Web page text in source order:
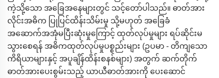
ကဲ့သို့သော အခြေအနေများတွင် သင့်တော်ပါသည်။ ဓာတ်အား
လိုင်းအဓိက ပြုပြင်ထိန်းသိမ်းမှု သို့မဟုတ် အခြေခံ
အဆောက်အအုံမပြီးဆုံးမှုကြောင့် ထုတ်လုပ်မှုများ ရပ်ဆိုင်းမ
သွားစေရန် အဓိကထုတ်လုပ်မှုပစ္စည်းများ (ဥပမာ - တိကျသော
ကိရိယာများနှင့် အပူချိန်ထိန်းစနစ်များ) အတွက် ဆက်တိုက်
ဓာတ်အားပေးစွမ်းသည့် ယာယီဓာတ်အားကို ပေးဆောင်